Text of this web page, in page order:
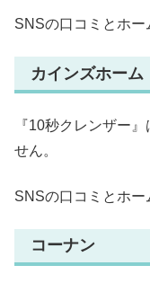
SNSの口コミとホー
カインズホーム
『10秒クレンザー
せん。
SNSの口コミとホー
コーナン